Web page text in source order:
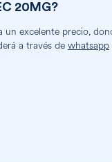
20MG?
un excelente precio,
a través de whatsapp